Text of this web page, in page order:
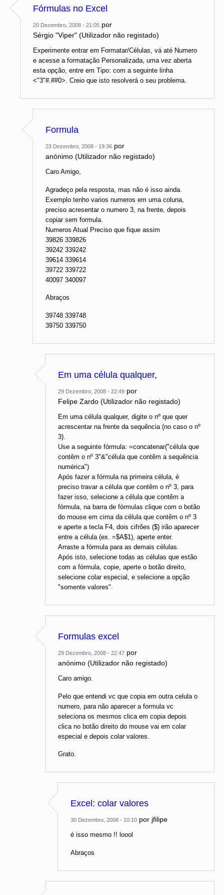
Fórmulas no Excel
20 Dezembro, 2008 - 21:05 por
Sérgio "Viper" (Utilizador não registado)
Experimente entrar em Formatar/Células, vá até Numero
e acesse a formatação Personalizada, uma vez aberta
esta opção, entre em Tipo: com a seguinte linha
<"3"#.##0>. Creio que isto resolverá o seu problema.
Formula
23 Dezembro, 2008 - 19:36 por
anónimo (Utilizador não registado)
Caro Amigo,
Agradeço pela resposta, mas não é isso ainda.
Exemplo tenho varios numeros em uma coluna,
preciso acresentar o numero 3, na frente, depois
copiar sem formula.
Numeros Atual Preciso que fique assim
39826 339826
39242 339242
39614 339614
39722 339722
40097 340097
Abraços
39748 339748
39750 339750
Em uma célula qualquer,
29 Dezembro, 2008 - 22:49 por
Felipe Zardo (Utilizador não registado)
Em uma célula qualquer, digite o nº que quer
acrescentar na frente da sequência (no caso o nº
3).
Use a seguinte fórmula: =concatenar("célula que
contêm o nº 3"&"célula que contêm a sequência
numérica")
Após fazer a fórmula na primeira célula, é
preciso travar a célula que contêm o nº 3, para
fazer isso, selecione a célula que contêm a
fórmula, na barra de fórmulas clique com o botão
do mouse em cima da célula que contêm o nº 3
e aperte a tecla F4, dois cifrões ($) irão aparecer
entre a célula (ex. =$A$1), aperte enter.
Arraste a fórmula para as demais células.
Após isto, selecione todas as células que estão
com a fórmula, copie, aperte o botão direito,
selecione colar especial, e selecione a opção
"somente valores".
Formulas excel
29 Dezembro, 2008 - 22:47 por
anónimo (Utilizador não registado)
Caro amigo.
Pelo que entendi vc que copia em outra celula o
numero, para não aparecer a formula vc
seleciona os mesmos clica em copia depois
clica no botão direito do mouse vai em colar
especial e depois colar valores.
Grato.
Excel: colar valores
30 Dezembro, 2008 - 10:10 por jfilipe
é isso mesmo !! loool
Abraços